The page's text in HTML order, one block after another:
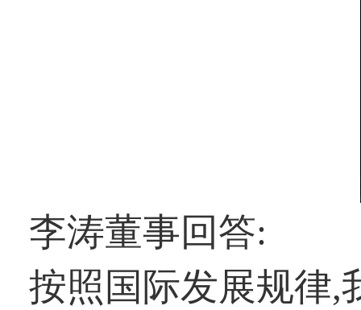
李涛董事回答:
按照国际发展规律,